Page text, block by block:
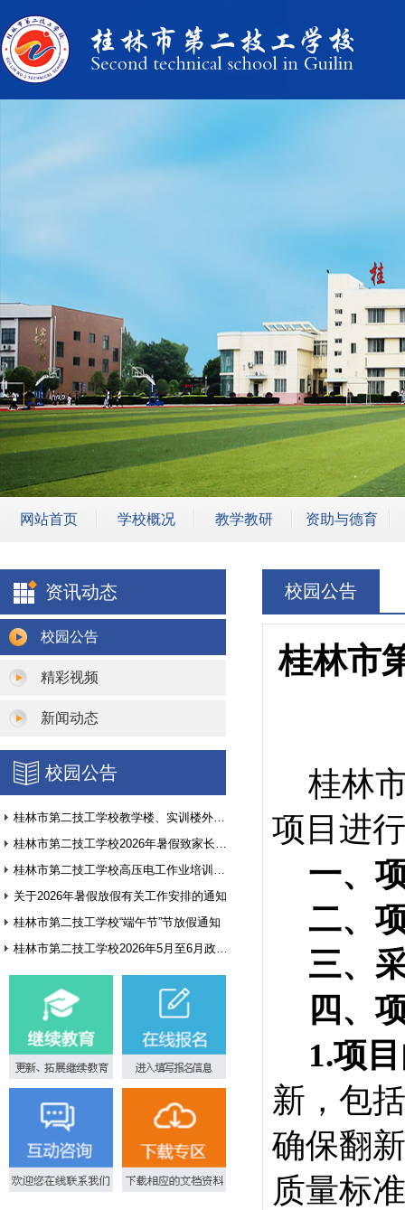
网站首页 学校概况
学校领导
教学教研 资助与德育
安全教育
校园安保
资讯动态
校园公告
精彩视频
新闻动态
校园公告
桂林市第二技工学校教学楼、实训楼外墙翻新项目询价公告
桂林市第二技工学校2026年暑假致家长和学生的一封信
桂林市第二技工学校高压电工作业培训基地建设方案征集公告
关于2026年暑假放假有关工作安排的通知
桂林市第二技工学校“端午节”节放假通知
桂林市第二技工学校2026年5月至6月政府采购意向
校园公告
桂林市
桂林
项目 进
一、
二、
三、
四 、
1.项
新，包
确保翻
质量标